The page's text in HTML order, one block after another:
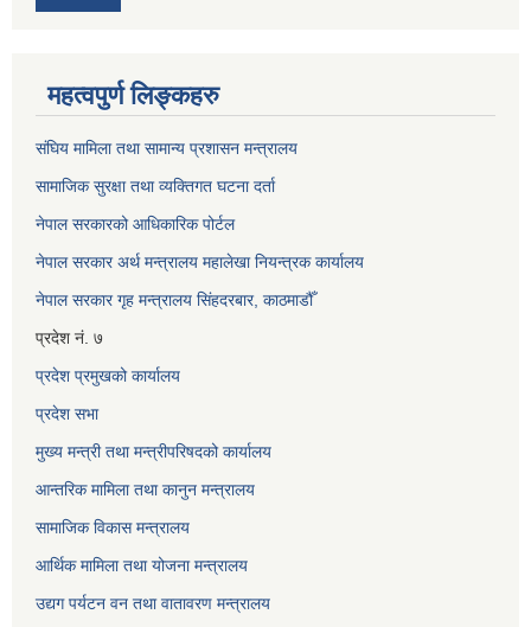
महत्वपुर्ण लिङ्कहरु
संघिय मामिला तथा सामान्य प्रशासन मन्त्रालय
सामाजिक सुरक्षा तथा व्यक्तिगत घटना दर्ता
नेपाल सरकारको आधिकारिक पोर्टल
नेपाल सरकार अर्थ मन्त्रालय महालेखा नियन्त्रक कार्यालय
नेपाल सरकार गृह मन्त्रालय सिंहदरबार, काठमाडौँ
प्रदेश नं. ७
प्रदेश प्रमुखको कार्यालय
प्रदेश सभा
मुख्य मन्त्री तथा मन्त्रीपरिषदको कार्यालय
आन्तरिक मामिला तथा कानुन मन्त्रालय
सामाजिक विकास मन्त्रालय
आर्थिक मामिला तथा योजना मन्त्रालय
उद्यग पर्यटन वन तथा वातावरण मन्त्रालय